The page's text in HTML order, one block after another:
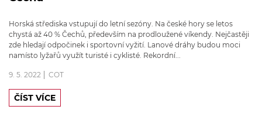
Horská střediska vstupují do letní sezóny. Na české hory se letos
chystá až 40 % Čechů, především na prodloužené víkendy. Nejčastěji
zde hledají odpočinek i sportovní vyžití. Lanové dráhy budou moci
namísto lyžařů využít turisté i cyklisté. Rekordní...
9. 5. 2022 COT
ČÍST VÍCE